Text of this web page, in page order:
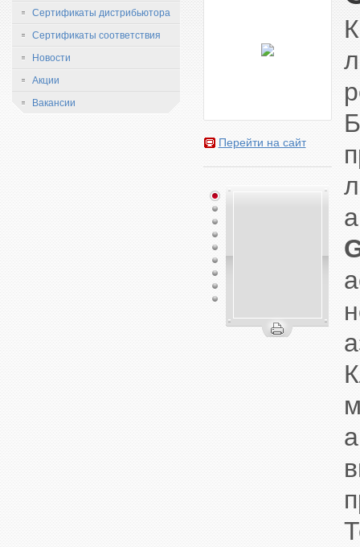
Сертификаты дистрибьютора
Сертификаты соответствия
Новости
Акции
Вакансии
Перейти на сайт